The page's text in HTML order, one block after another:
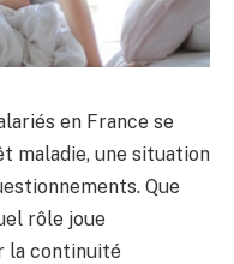
en France se
maladie, une situation
Que
rôle joue
la continuité